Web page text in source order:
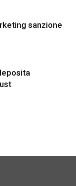
sanzione